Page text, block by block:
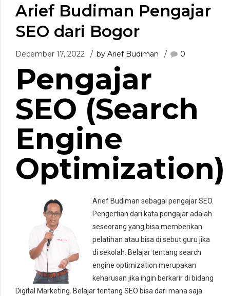
Arief Budiman Pengajar
SEO dari Bogor
December 17, 2022 by Arief Budiman 0
Pengajar
SEO (Search
Engine
Optimization)
Arief Budiman sebagai pengajar SEO.
Pengertian dari kata pengajar adalah
seseorang yang bisa memberikan
pelatihan atau bisa di sebut guru jika
di sekolah. Belajar tentang search
engine optimization merupakan
keharusan jika ingin berkarir di bidang
Digital Marketing. Belajar tentang SEO bisa dari mana saja.